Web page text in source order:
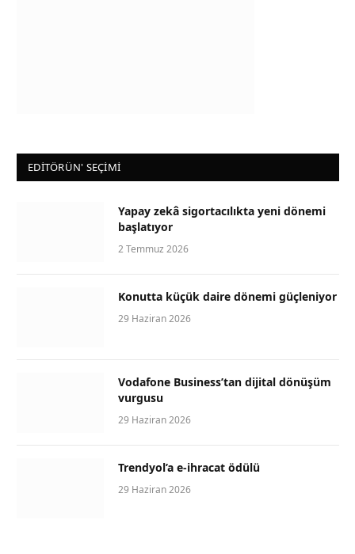
EDİTÖRÜN' SEÇİMİ
Yapay zekâ sigortacılıkta yeni dönemi
başlatıyor
2 Temmuz 2026
Konutta küçük daire dönemi güçleniyor
29 Haziran 2026
Vodafone Business’tan dijital dönüşüm
vurgusu
29 Haziran 2026
Trendyol’a e-ihracat ödülü
29 Haziran 2026